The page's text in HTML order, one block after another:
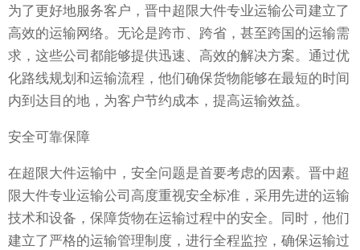
为了更好地服务客户，晋中超限大件专业运输公司建立了
高效的运输网络。无论是跨市、跨省，甚至跨国的运输需
求，这些公司都能够提供迅速、高效的解决方案。通过优
化路线规划和运输流程，他们确保货物能够在最短的时间
内到达目的地，为客户节约成本，提高运输效益。
安全可靠保障
在超限大件运输中，安全问题是首要考虑的因素。晋中超
限大件专业运输公司高度重视安全标准，采用先进的运输
技术和设备，保障货物在运输过程中的安全。同时，他们
建立了严格的运输管理制度，进行全程监控，确保运输过